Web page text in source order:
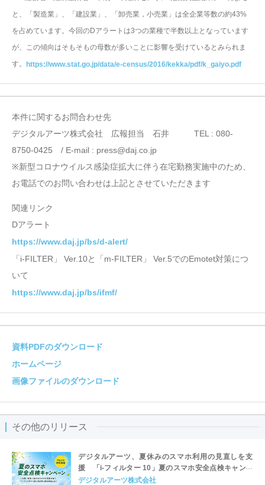
と、「製造業」、「建設業」、「卸売業，小売業」は全企業等数の約43%
を占めています。今回のDアラートは3つの業種で半数以上となっています
が、この傾向はそもそもの母数が多いことに影響を受けているとみられま
す。
https://www.stat.go.jp/data/e-census/2016/kekka/pdf/k_gaiyo.pdf
本件に関するお問合わせ先
デジタルアーツ株式会社 広報担当 石井 TEL : 080-
8750-0425 / E-mail : press@daj.co.jp
※新型コロナウイルス感染症拡大に伴う在宅勤務実施中のため、
お電話でのお問い合わせは上記とさせていただきます
関連リンク
Dアラート
https://www.daj.jp/bs/d-alert/
「i-FILTER」 Ver.10と「m-FILTER」 Ver.5でのEmotet対策につ
いて
https://www.daj.jp/bs/ifmf/
資料PDFのダウンロード
ホームページ
画像ファイルのダウンロード
その他のリリース
デジタルアーツ、夏休みのスマホ利用の見直しを支
援 「i-フィルター 10」夏のスマホ安全点検キャンペ
ーンを開始
デジタルアーツ株式会社